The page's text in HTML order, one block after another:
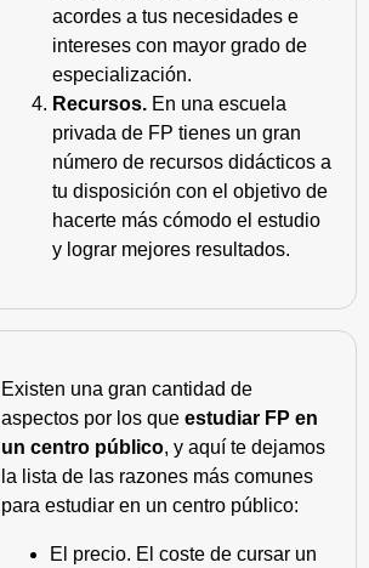
acordes a tus necesidades e
intereses con mayor grado de
especialización.
Recursos. En una escuela
privada de FP tienes un gran
número de recursos didácticos a
tu disposición con el objetivo de
hacerte más cómodo el estudio
y lograr mejores resultados.
Existen una gran cantidad de
aspectos por los que estudiar FP en
un centro público, y aquí te dejamos
la lista de las razones más comunes
para estudiar en un centro público:
El precio. El coste de cursar un